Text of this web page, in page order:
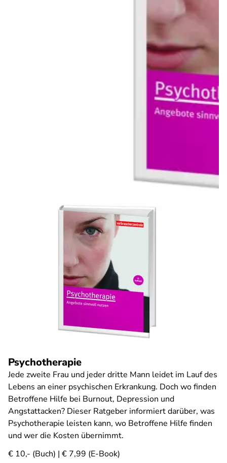
Psychotherapie
Jede zweite Frau und jeder dritte Mann leidet im Lauf des
Lebens an einer psychischen Erkrankung. Doch wo finden
Betroffene Hilfe bei Burnout, Depression und
Angstattacken? Dieser Ratgeber informiert darüber, was
Psychotherapie leisten kann, wo Betroffene Hilfe finden
und wer die Kosten übernimmt.
€ 10,- (Buch) | € 7,99 (E-Book)